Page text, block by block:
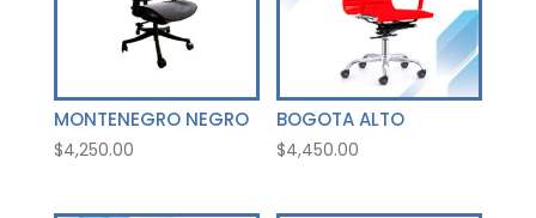
MONTENEGRO NEGRO
$4,250.00
BOGOTA ALTO
$4,450.00